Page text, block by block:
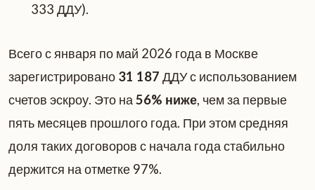
333 ДДУ).
Всего с января по май 2026 года в Москве
зарегистрировано 31 187 ДДУ с использованием
счетов эскроу. Это на 56% ниже, чем за первые
пять месяцев прошлого года. При этом средняя
доля таких договоров с начала года стабильно
держится на отметке 97%.